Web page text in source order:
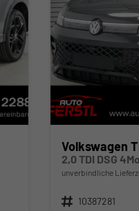
Volkswagen
2,0 TDI DSG
unverbindliche
Fahrzeugnr. 10387281